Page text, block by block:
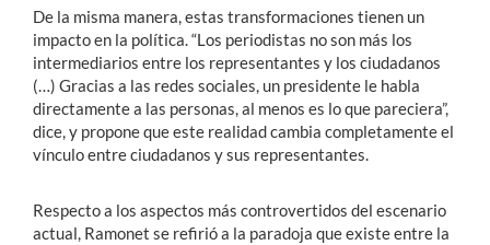
De la misma manera, estas transformaciones tienen un
impacto en la política. “Los periodistas no son más los
intermediarios entre los representantes y los ciudadanos
(…) Gracias a las redes sociales, un presidente le habla
directamente a las personas, al menos es lo que pareciera”,
dice, y propone que este realidad cambia completamente el
vínculo entre ciudadanos y sus representantes.
Respecto a los aspectos más controvertidos del escenario
actual, Ramonet se refirió a la paradoja que existe entre la